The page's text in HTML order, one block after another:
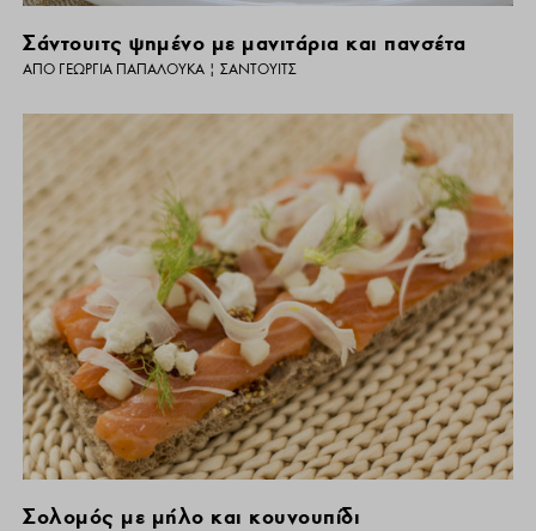
Σάντουιτς ψημένο με μανιτάρια και πανσέτα
ΑΠΌ ΓΕΩΡΓΊΑ ΠΑΠΑΛΟΥΚΆ |ΣΆΝΤΟΥΙΤΣ
Σολομός με μήλο και κουνουπίδι